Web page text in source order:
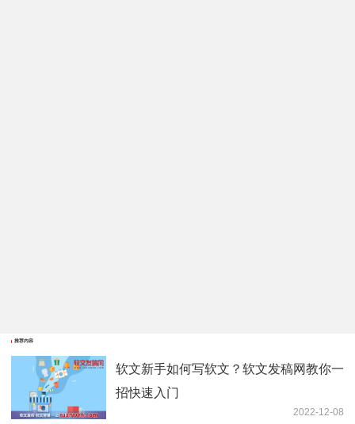
推荐内容
软文新手如何写软文？软文发稿网教你一
招快速入门
2022-12-08